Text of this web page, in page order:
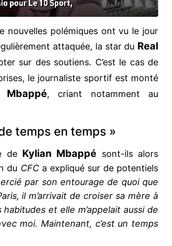
nouvelles polémiques ont vu le jour
attaquée, la star du Real
sur des soutiens. C’est le cas de
le journaliste sportif est monté
Mbappé, criant notamment au
temps en temps »
de Kylian Mbappé sont-ils alors
du CFCa expliqué sur de potentiels
par son entourage de quoi que
il m’arrivait de croiser sa mère à
habitudes et elle m’appelait aussi de
moi. Maintenant, c’est un temps